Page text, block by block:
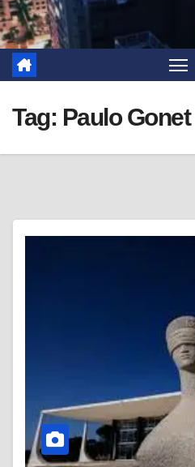
Tag: Paulo Gonet